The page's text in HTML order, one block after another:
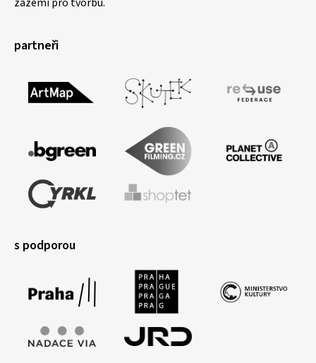
zázemí pro tvorbu.
partneři
s podporou